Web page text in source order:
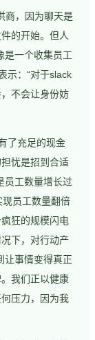
商，因为聊天是
的开始。但人
是一个收集员工
示：“对于slack
不会让身份妨
了充足的现金
忧是招到合适
员工数量增长过
员工数量翻倍
狂的规模闪电
下，对行动产
让事情变得真正
我们正以健康
压力，因为我